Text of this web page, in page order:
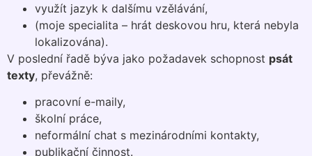
využít jazyk k dalšímu vzělávání,
(moje specialita – hrát deskovou hru, která nebyla
lokalizována).
V poslední řadě býva jako požadavek schopnost psát
texty, převážně:
pracovní e-maily,
školní práce,
neformální chat s mezinárodními kontakty,
publikační činnost.